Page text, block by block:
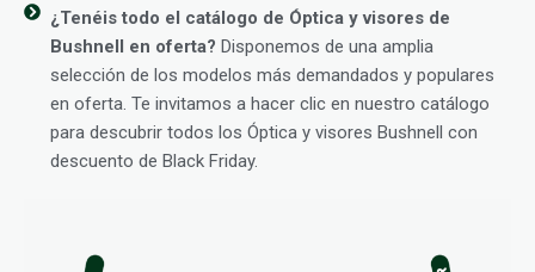
¿Tenéis todo el catálogo de Óptica y visores de
Bushnell en oferta? Disponemos de una amplia
selección de los modelos más demandados y populares
en oferta. Te invitamos a hacer clic en nuestro catálogo
para descubrir todos los Óptica y visores Bushnell con
descuento de Black Friday.